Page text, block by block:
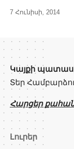
7 Հունիսի, 2014
Կայքի
Տեր
Հարցեր
Լուրեր